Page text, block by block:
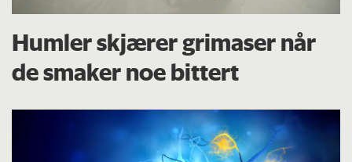
Humler skjærer grimaser når
de smaker noe bittert